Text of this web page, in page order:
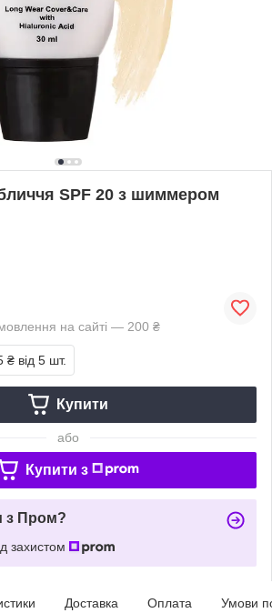
SPF 20 з шиммером
на сайті — 200 ₴
₴ від 5 шт.
Купити
або
Купити з
з Пром?
захистом
Доставка Оплата Умови